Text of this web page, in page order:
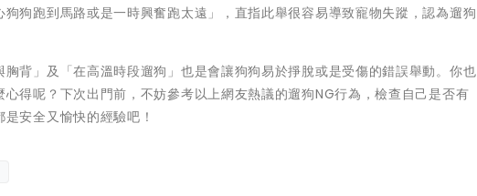
狗跑到馬路或是一時興奮跑太遠」，直指此舉很容易導致寵物失蹤，認為遛狗
背」及「在高溫時段遛狗」也是會讓狗狗易於掙脫或是受傷的錯誤舉動。你也
得呢？下次出門前，不妨參考以上網友熱議的遛狗NG行為，檢查自己是否有
安全又愉快的經驗吧！